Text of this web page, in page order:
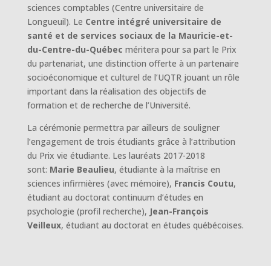
sciences comptables (Centre universitaire de
Longueuil). Le Centre intégré universitaire de
santé et de services sociaux de la Mauricie-et-
du-Centre-du-Québec méritera pour sa part le Prix
du partenariat, une distinction offerte à un partenaire
socioéconomique et culturel de l’UQTR jouant un rôle
important dans la réalisation des objectifs de
formation et de recherche de l’Université.
La cérémonie permettra par ailleurs de souligner
l’engagement de trois étudiants grâce à l’attribution
du Prix vie étudiante. Les lauréats 2017-2018
sont: Marie Beaulieu, étudiante à la maîtrise en
sciences infirmières (avec mémoire), Francis Coutu,
étudiant au doctorat continuum d’études en
psychologie (profil recherche), Jean-François
Veilleux, étudiant au doctorat en études québécoises.